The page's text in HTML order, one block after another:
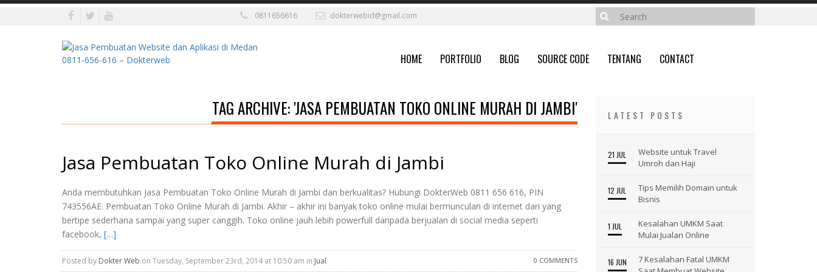
0811656616 dokterwebid@gmail.com
HOME PORTFOLIO BLOG SOURCE CODE TENTANG CONTACT
TAG ARCHIVE: 'JASA PEMBUATAN TOKO ONLINE MURAH DI JAMBI'
Jasa Pembuatan Toko Online Murah di Jambi
Anda membutuhkan Jasa Pembuatan Toko Online Murah di Jambi dan berkualitas? Hubungi DokterWeb 0811 656 616, PIN
743556AE. Pembuatan Toko Online Murah di Jambi. Akhir – akhir ini banyak toko online mulai bermunculan di internet dari yang
bertipe sederhana sampai yang super canggih. Toko online jauh lebih powerfull daripada berjualan di social media seperti
facebook, […]
0 COMMENTS
Posted by Dokter Web on Tuesday, September 23rd, 2014 at 10:50 am in Jual
LATEST POSTS
21 JUL
Website untuk Travel
Umroh dan Haji
12 JUL
Tips Memilih Domain untuk
Bisnis
1 JUL
Kesalahan UMKM Saat
Mulai Jualan Online
16 JUN
7 Kesalahan Fatal UMKM